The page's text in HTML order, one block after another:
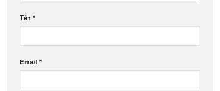
Tên *
Email *